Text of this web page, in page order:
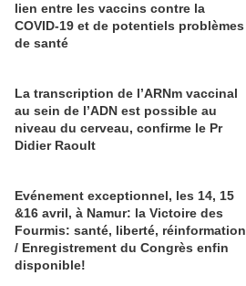
lien entre les vaccins contre la
COVID-19 et de potentiels problèmes
de santé
La transcription de l’ARNm vaccinal
au sein de l’ADN est possible au
niveau du cerveau, confirme le Pr
Didier Raoult
Evénement exceptionnel, les 14, 15
&16 avril, à Namur: la Victoire des
Fourmis: santé, liberté, réinformation
/ Enregistrement du Congrès enfin
disponible!